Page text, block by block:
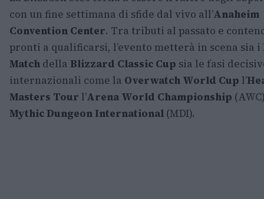
con un fine settimana di sfide dal vivo all’Anaheim
Convention Center. Tra tributi al passato e
pronti a qualificarsi, l’evento metterà in scena sia i
Match della Blizzard Classic Cup sia le fasi
internazionali come la Overwatch World Cup l’
Masters Tour l’Arena World Championship
Mythic Dungeon International (MDI).